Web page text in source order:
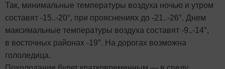
Так, минимальные температуры воздуха ночью и утром
составят -15..-20°, при прояснениях до -21..-26°. Днем
максимальные температуры воздуха составят -9..-14°,
в восточных районах -19°. На дорогах возможна
гололедица.